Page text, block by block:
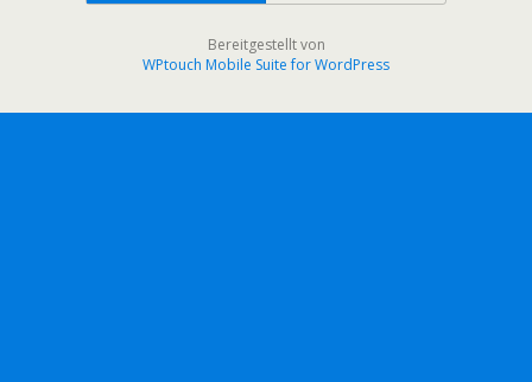
Bereitgestellt von
WPtouch Mobile Suite for WordPress